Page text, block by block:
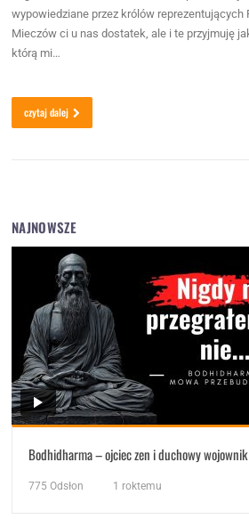
wypowiedziane przez królów reprezentujących
Mieczów ci u nas dostatek, ale i te przyjmuję
którą mi…
czytaj dalej
NAJNOWSZE
Bodhidharma – ojciec zen i duchowy wojownik
775 Odsłon 1 roktemu